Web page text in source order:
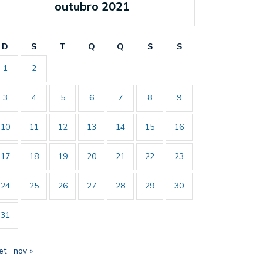
outubro 2021
D S T Q Q S
S
1
2
3 4 5 6 7 8 9
10 11 12 13 14 15 16
17 18 19 20 21 22 23
24 25 26 27 28 29 30
31
nov »